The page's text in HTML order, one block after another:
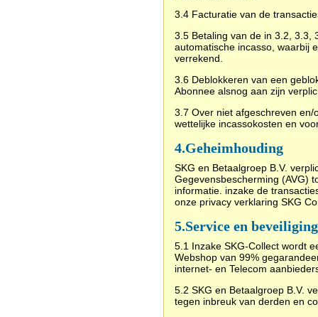
3.4 Facturatie van de
3.5 Betaling van de in 3.2, 3.3,
automatische incasso, waarbij
verrekend.
3.6 Deblokkeren van een
Abonnee alsnog aan zijn
3.7 Over niet afgeschreven
wettelijke incassokosten en
4.Geheimhouding
SKG en Betaalgroep B.V.
Gegevensbescherming (AVG)
informatie. inzake de
onze privacy verklaring SKG
5.Service en beveiliging
5.1 Inzake SKG-Collect wordt
Webshop van 99%
internet- en Telecom
5.2 SKG en Betaalgroep B.V.
tegen inbreuk van derden en